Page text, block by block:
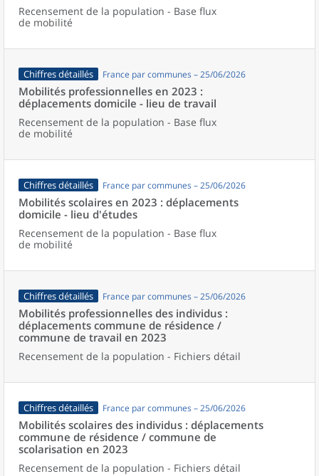
Recensement de la population - Base flux
de mobilité
Chiffres détaillés France par communes – 25/06/2026
Mobilités professionnelles en 2023 :
déplacements domicile - lieu de travail
Recensement de la population - Base flux
de mobilité
Chiffres détaillés France par communes – 25/06/2026
Mobilités scolaires en 2023 : déplacements
domicile - lieu d'études
Recensement de la population - Base flux
de mobilité
Chiffres détaillés France par communes – 25/06/2026
Mobilités professionnelles des individus :
déplacements commune de résidence /
commune de travail en 2023
Recensement de la population - Fichiers détail
Chiffres détaillés France par communes – 25/06/2026
Mobilités scolaires des individus : déplacements
commune de résidence / commune de
scolarisation en 2023
Recensement de la population - Fichiers détail